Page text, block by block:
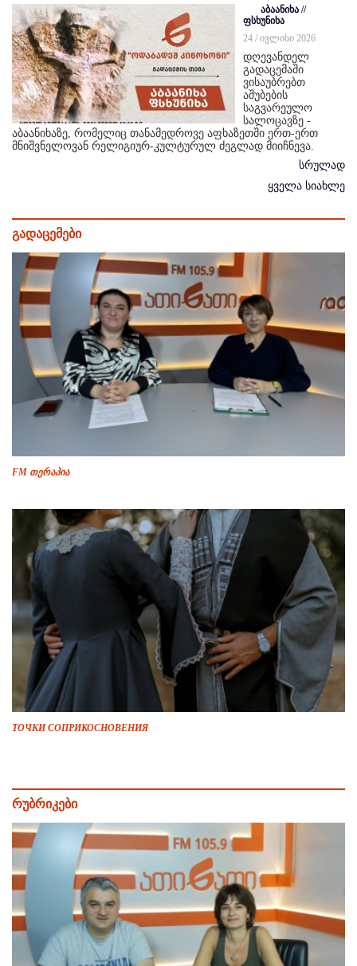
აბაანიხა //
ფსხუნიხა
24 / ივლისი 2026
დღევანდელ
გადაცემაში
ვისაუბრებთ
აშუბების
საგვარეულო
სალოცავზე -
აბაანიხაზე, რომელიც თანამედროვე აფხაზეთში ერთ-ერთ
მნიშვნელოვან რელიგიურ-კულტურულ ძეგლად მიიჩნევა.
სრულად
ყველა სიახლე
გადაცემები
FM თერაპია
ТОЧКИ СОПРИКОСНОВЕНИЯ
რუბრიკები